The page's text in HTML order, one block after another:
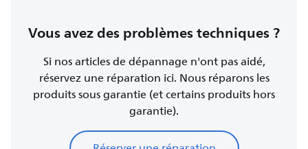
Vous avez des problèmes techniques ?
Si nos articles de dépannage n'ont pas aidé,
réservez une réparation ici. Nous réparons les
produits sous garantie (et certains produits hors
garantie).